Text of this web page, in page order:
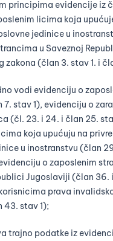
principima evidencije iz
licima koja
jedinice u
u Saveznoj
zakona (član 3. stav 1. i
vodi evidenciju o
7. stav 1), evidenciju o
(čl. 23. i 24. i član 25.
koja upućuju na
u inostranstvu (član
o zaposlenim
Jugoslaviji (član 36.
prava
43. stav 1);
trajno podatke iz